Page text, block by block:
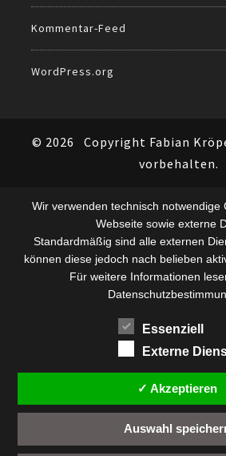
Kommentar-Feed
WordPress.org
© 2026
Copyright Fabian
vorbehalten.
Wir verwenden technisch notwendige
Webseite sowie externe
Standardmäßig sind alle externen
können diese jedoch nach belieben
Für weitere Informationen
Essenziell
Externe
✓ Akzeptieren
Auswahl